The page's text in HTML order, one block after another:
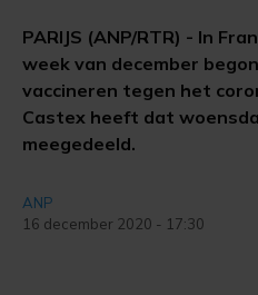
PARIJS (ANP/RTR) - In
week van december
vaccineren tegen het
Castex heeft dat
meegedeeld.
ANP
16 december 2020 - 17:30